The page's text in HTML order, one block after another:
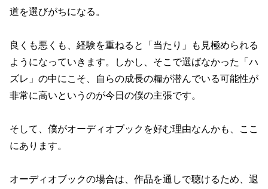
道を選びがちになる。
良くも悪くも、経験を重ねると「当たり」も見極められる
ようになっていきます。しかし、そこで選ばなかった「ハ
ズレ」の中にこそ、自らの成長の糧が潜んでいる可能性が
非常に高いというのが今日の僕の主張です。
そして、僕がオーディオブックを好む理由なんかも、ここ
にあります。
オーディオブックの場合は、作品を通しで聴けるため、退